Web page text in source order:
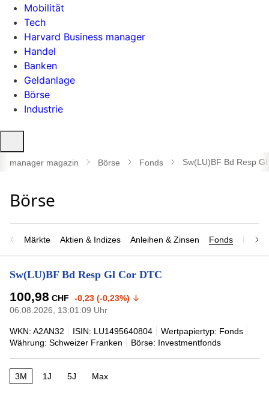
Mobilität
Tech
Harvard Business manager
Handel
Banken
Geldanlage
Börse
Industrie
öffnen
manager magazin Börse Fonds Sw(LU)BF Bd Resp
Märkte Aktien & Indizes Anleihen & Zinsen Fonds
Sw(LU)BF Bd Resp Gl Cor DTC
100,98 CHF
-0,23 (-0,23%)
06.08.2026, 13:01:09 Uhr
WKN: A2AN32 ISIN: LU1495640804
Wertpapiertyp: Fonds
Währung: Schweizer Franken
Börse: Investmentfonds
3M 1J 5J Max